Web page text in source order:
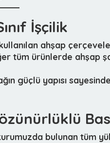
İşçilik
ahşap
tüm ürünlerde ahşap
güçlü yapısı
bulunan tüm